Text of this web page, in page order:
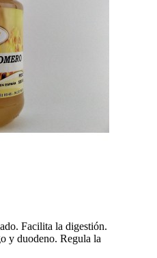
Facilita la digestión.
y duodeno. Regula la